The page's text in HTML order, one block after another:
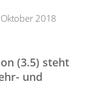
2018
(3.5) steht
und